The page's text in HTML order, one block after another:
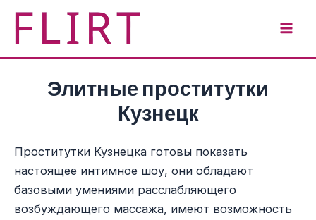
Перейти
содержимому
Элитные проститутки
Кузнецк
Проститутки Кузнецка готовы показать
настоящее интимное шоу, они обладают
базовыми умениями расслабляющего
возбуждающего массажа, имеют возможность